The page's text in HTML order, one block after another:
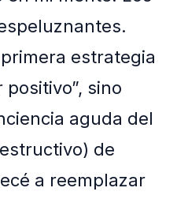
estrategia
positivo”, sino
aguda del
de
a reemplazar